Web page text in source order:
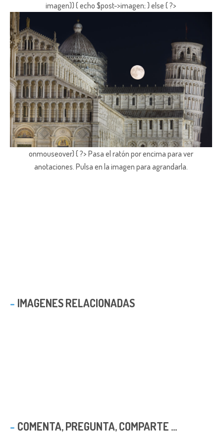
imagen)) { echo $post->imagen; } else { ?>
onmouseover) { ?> Pasa el ratón por encima para ver
anotaciones. Pulsa en la imagen para agrandarla.
IMAGENES RELACIONADAS
COMENTA, PREGUNTA, COMPARTE ...